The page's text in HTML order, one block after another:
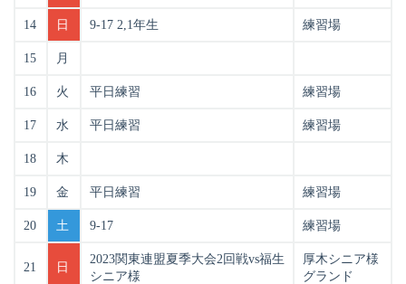
14 日 9-17 2,1年生 練習場
15 月
16 火 平日練習 練習場
17 水 平日練習 練習場
18 木
19 金 平日練習 練習場
20 土 9-17 練習場
21 日
2023関東連盟夏季大会2回戦vs福生
シニア様
厚木シニア様
グランド